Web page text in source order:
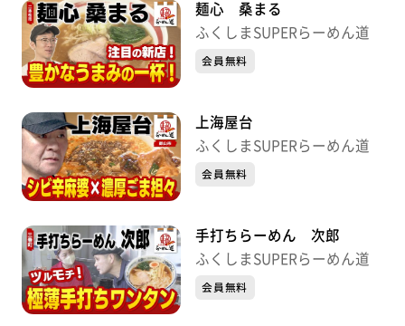
麺心 桑まる
ふくしまSUPERらーめん道
会員無料
上海屋台
ふくしまSUPERらーめん道
会員無料
手打ちらーめん 次郎
ふくしまSUPERらーめん道
会員無料